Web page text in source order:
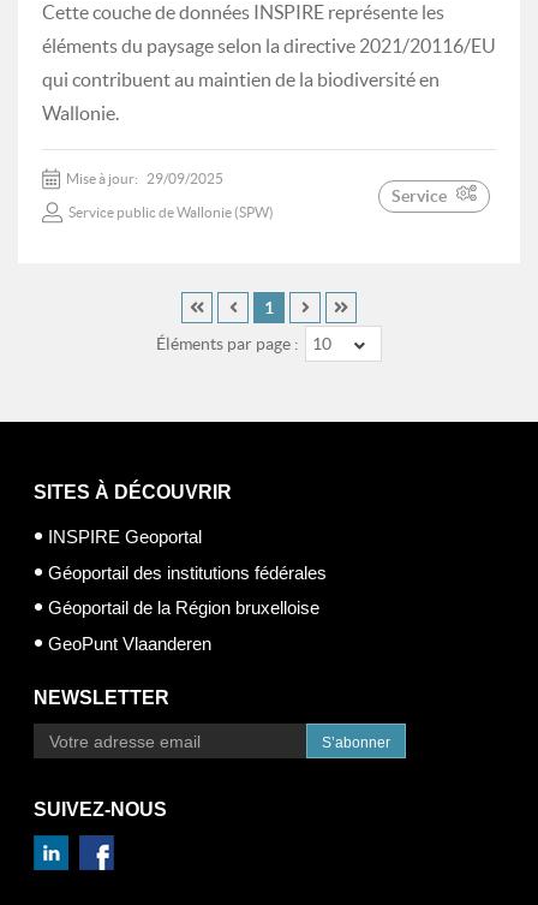
Cette couche de données INSPIRE représente les
éléments du paysage selon la directive 2021/20116/EU
qui contribuent au maintien de la biodiversité en
Wallonie.
Mise à jour: 29/09/2025
Service public de Wallonie (SPW)
Service
Éléments par page : 10
1
SITES À DÉCOUVRIR
INSPIRE Geoportal
Géoportail des institutions fédérales
Géoportail de la Région bruxelloise
GeoPunt Vlaanderen
NEWSLETTER
S’abonner
SUIVEZ-NOUS